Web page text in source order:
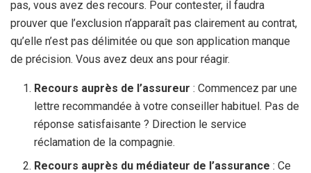
pas, vous avez des recours. Pour contester, il faudra
prouver que l’exclusion n’apparaît pas clairement au contrat,
qu’elle n’est pas délimitée ou que son application manque
de précision. Vous avez deux ans pour réagir.
Recours auprès de l’assureur : Commencez par une
lettre recommandée à votre conseiller habituel. Pas de
réponse satisfaisante ? Direction le service
réclamation de la compagnie.
Recours auprès du médiateur de l’assurance : Ce